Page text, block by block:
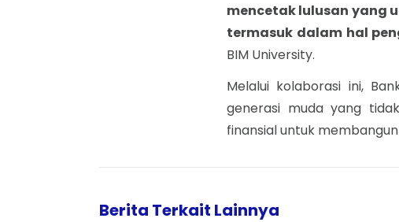
mencetak lulusan yang
termasuk dalam hal
BIM University.
Melalui kolaborasi ini,
generasi muda yang
finansial untuk
Berita Terkait Lainnya